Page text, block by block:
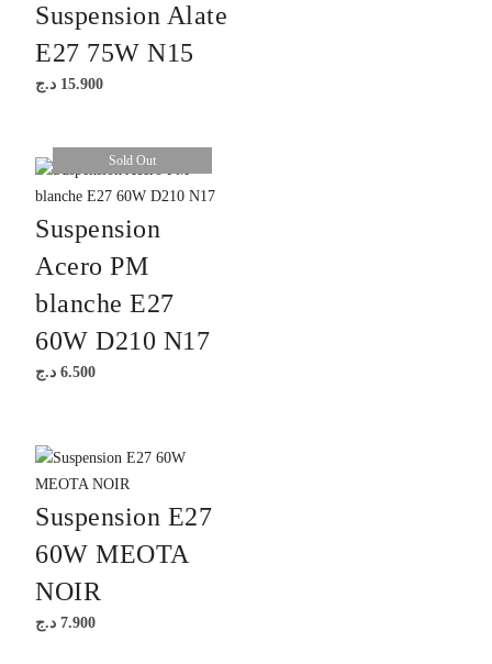
Suspension Alate
E27 75W N15
15.900 د.ج
Sold Out
Suspension
Acero PM
blanche E27
60W D210 N17
6.500 د.ج
Suspension E27
60W MEOTA
NOIR
7.900 د.ج